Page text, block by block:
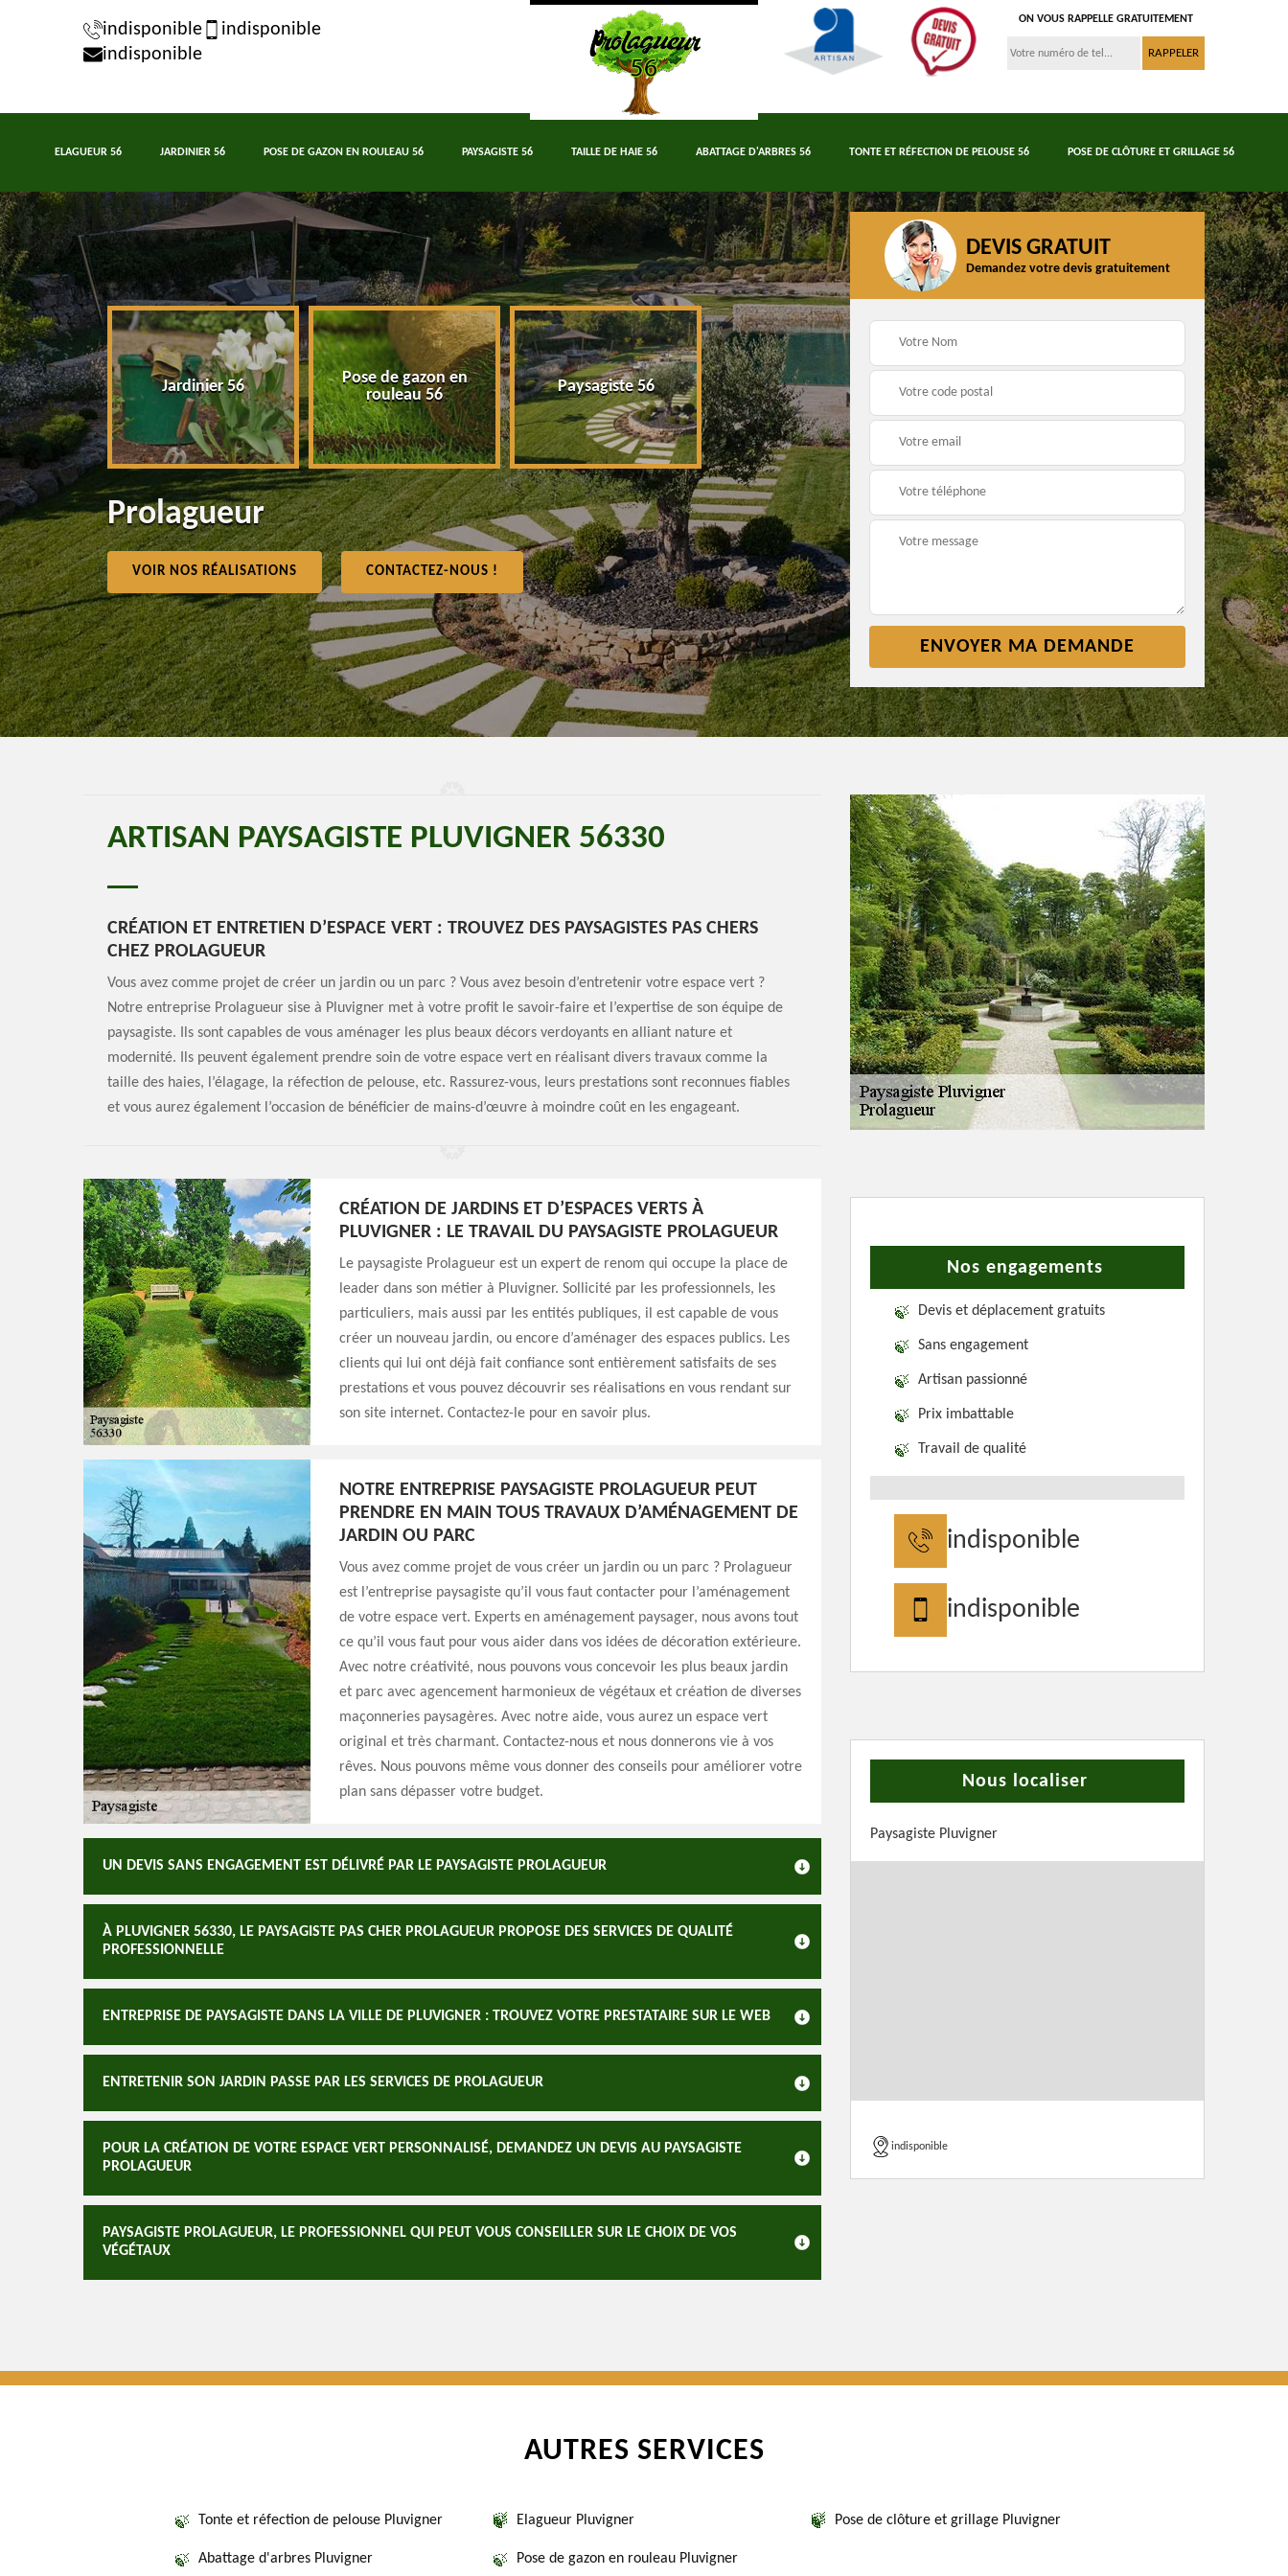
indisponible
indisponible
indisponible
ON VOUS RAPPELLE GRATUITEMENT
ELAGUEUR 56 JARDINIER 56 POSE DE GAZON EN ROULEAU 56 PAYSAGISTE 56 TAILLE DE HAIE 56 ABATTAGE D'ARBRES 56 TONTE ET RÉFECTION DE PELOUSE 56 POSE DE CLÔTURE ET GRILLAGE 56
56 Jardinier 56
Pose de gazon en
rouleau 56
Paysagiste 56 Taille de haie 56 Abattage d'arbres 56
Tonte et réfection de
pelouse 56
Prolagueur
VOIR NOS RÉALISATIONS CONTACTEZ-NOUS !
DEVIS GRATUIT
Demandez votre devis gratuitement
ARTISAN PAYSAGISTE PLUVIGNER 56330
CRÉATION ET ENTRETIEN D’ESPACE VERT : TROUVEZ DES PAYSAGISTES PAS CHERS
CHEZ PROLAGUEUR
Vous avez comme projet de créer un jardin ou un parc ? Vous avez besoin d’entretenir votre espace vert ?
Notre entreprise Prolagueur sise à Pluvigner met à votre profit le savoir-faire et l’expertise de son équipe de
paysagiste. Ils sont capables de vous aménager les plus beaux décors verdoyants en alliant nature et
modernité. Ils peuvent également prendre soin de votre espace vert en réalisant divers travaux comme la
taille des haies, l’élagage, la réfection de pelouse, etc. Rassurez-vous, leurs prestations sont reconnues fiables
et vous aurez également l’occasion de bénéficier de mains-d’œuvre à moindre coût en les engageant.
CRÉATION DE JARDINS ET D’ESPACES VERTS À
PLUVIGNER : LE TRAVAIL DU PAYSAGISTE PROLAGUEUR
Le paysagiste Prolagueur est un expert de renom qui occupe la place de
leader dans son métier à Pluvigner. Sollicité par les professionnels, les
particuliers, mais aussi par les entités publiques, il est capable de vous
créer un nouveau jardin, ou encore d’aménager des espaces publics. Les
clients qui lui ont déjà fait confiance sont entièrement satisfaits de ses
prestations et vous pouvez découvrir ses réalisations en vous rendant sur
son site internet. Contactez-le pour en savoir plus.
NOTRE ENTREPRISE PAYSAGISTE PROLAGUEUR PEUT
PRENDRE EN MAIN TOUS TRAVAUX D’AMÉNAGEMENT DE
JARDIN OU PARC
Vous avez comme projet de vous créer un jardin ou un parc ? Prolagueur
est l’entreprise paysagiste qu’il vous faut contacter pour l’aménagement
de votre espace vert. Experts en aménagement paysager, nous avons tout
ce qu’il vous faut pour vous aider dans vos idées de décoration extérieure.
Avec notre créativité, nous pouvons vous concevoir les plus beaux jardin
et parc avec agencement harmonieux de végétaux et création de diverses
maçonneries paysagères. Avec notre aide, vous aurez un espace vert
original et très charmant. Contactez-nous et nous donnerons vie à vos
rêves. Nous pouvons même vous donner des conseils pour améliorer votre
plan sans dépasser votre budget.
UN DEVIS SANS ENGAGEMENT EST DÉLIVRÉ PAR LE PAYSAGISTE PROLAGUEUR
À PLUVIGNER 56330, LE PAYSAGISTE PAS CHER PROLAGUEUR PROPOSE DES SERVICES DE QUALITÉ
PROFESSIONNELLE
ENTREPRISE DE PAYSAGISTE DANS LA VILLE DE PLUVIGNER : TROUVEZ VOTRE PRESTATAIRE SUR LE WEB
ENTRETENIR SON JARDIN PASSE PAR LES SERVICES DE PROLAGUEUR
POUR LA CRÉATION DE VOTRE ESPACE VERT PERSONNALISÉ, DEMANDEZ UN DEVIS AU PAYSAGISTE
PROLAGUEUR
PAYSAGISTE PROLAGUEUR, LE PROFESSIONNEL QUI PEUT VOUS CONSEILLER SUR LE CHOIX DE VOS
VÉGÉTAUX
Nos engagements
Devis et déplacement gratuits
Sans engagement
Artisan passionné
Prix imbattable
Travail de qualité
indisponible
indisponible
Nous localiser
Paysagiste Pluvigner
indisponible
AUTRES SERVICES
Tonte et réfection de pelouse Pluvigner
Abattage d'arbres Pluvigner
Elagueur Pluvigner
Pose de gazon en rouleau Pluvigner
Pose de clôture et grillage Pluvigner